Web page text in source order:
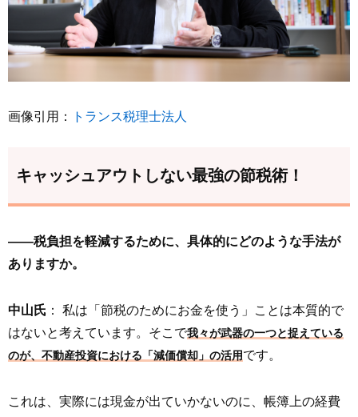
画像引用： トランス税理士法人
キャッシュアウトしない最強の節税術！
――税負担を軽減するために、具体的にどのような手法が
ありますか。
中山氏 ： 私は「節税のためにお金を使う」ことは本質的で
はないと考えています。そこで我々が武器の一つと捉えている
のが、不動産投資における「減価償却」の活用 です。
これは、実際には現金が出ていかないのに、帳簿上の経費